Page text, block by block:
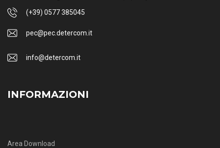
(+39) 0577 385045
pec@pec.detercom.it
info@detercom.it
INFORMAZIONI
Area Download